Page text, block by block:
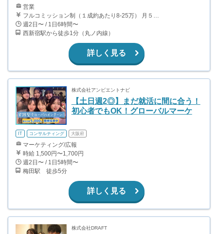
営業
フルコミッション制（１成約あたり8-25万） 月５０万以上稼ぐインターン生も多数います！ ■収入例 ○入社１ヶ月目（明治大学2年生） 役職：アポインター 月間１契約×８万円＝８万円 ＋交通費 ○入社３ヶ月目（東京大学２年生） 役職：アポインター（ランク：ブロンズ） 月間３契約×10万円＝30万円 ＋交通費 ○入社６ヶ月目（早稲田大学３年生） 役職：アポインター（ランク：シルバー） 月間５契約×12万円＝60万円 ＋交通費 ○入社15ヶ月目（慶應大学３年生） 役職：クローザー 月間３契約×25万＝75万円 ＋交通費
週2日〜 / 1日6時間〜
西新宿駅から徒歩1分（丸ノ内線）
詳しく見る
株式会社アンビエントナビ
【土日週2◎】まだ就活に間に合う！
初心者でもOK！グローバルマーケ
IT コンサルティング 大阪府
マーケティング/広報
時給 1,500円〜1,700円
週2日〜 / 1日5時間〜
梅田駅 徒歩5分
詳しく見る
株式会社DRAFT